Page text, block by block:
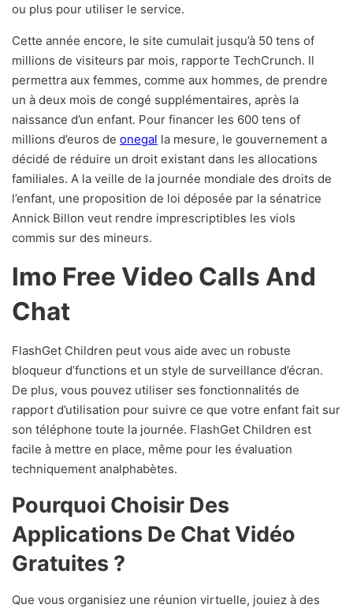
ou plus pour utiliser le service.
Cette année encore, le site cumulait jusqu’à 50 tens of
millions de visiteurs par mois, rapporte TechCrunch. Il
permettra aux femmes, comme aux hommes, de prendre
un à deux mois de congé supplémentaires, après la
naissance d’un enfant. Pour financer les 600 tens of
millions d’euros de onegal la mesure, le gouvernement a
décidé de réduire un droit existant dans les allocations
familiales. A la veille de la journée mondiale des droits de
l’enfant, une proposition de loi déposée par la sénatrice
Annick Billon veut rendre imprescriptibles les viols
commis sur des mineurs.
Imo Free Video Calls And
Chat
FlashGet Children peut vous aide avec un robuste
bloqueur d’functions et un style de surveillance d’écran.
De plus, vous pouvez utiliser ses fonctionnalités de
rapport d’utilisation pour suivre ce que votre enfant fait sur
son téléphone toute la journée. FlashGet Children est
facile à mettre en place, même pour les évaluation
techniquement analphabètes.
Pourquoi Choisir Des
Applications De Chat Vidéo
Gratuites ?
Que vous organisiez une réunion virtuelle, jouiez à des